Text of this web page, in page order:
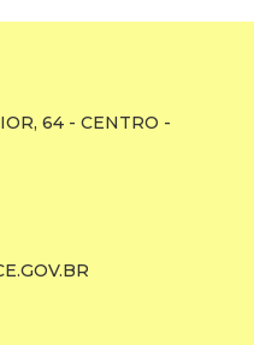
64 - CENTRO -